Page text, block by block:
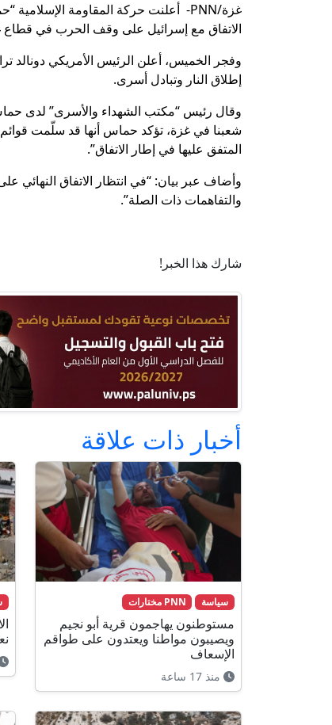
غزة/PNN- أعلنت حركة المقاومة الإسلامية “حماس”، اليوم الخميس، أنها سلمت الوسطاء
الاتفاق مع إسرائيل على وقف الحرب في قطاع
وفجر الخميس، أعلن الرئيس الأمريكي
إطلاق النار وتبادل أسرى.
وقال رئيس “مكتب الشهداء والأسرى” لدى
شعبنا في غزة، تؤكد حماس أنها قد سلّمت قوائم
المتفق عليها في إطار الاتفاق”.
وأضاف عبر بيان: “في انتظار الاتفاق النهائي
والتفاهمات ذات الصلة”.
شارك هذا الخبر!
أخبار ذات علاقة
سياسة PNN مختارات
مستوطنون يهاجمون قرية أبو نجيم
ويصيبون مواطنا ويعتدون على طواقم
الإسعاف
منذ 17 ساعة